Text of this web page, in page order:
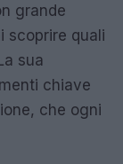
grande
scoprire quali
sua
chiave
che ogni